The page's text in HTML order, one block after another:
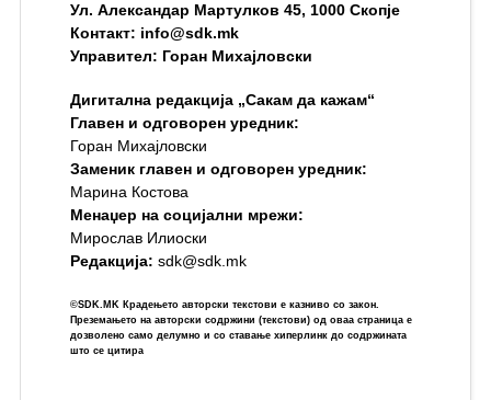
Ул. Александар Мартулков 45, 1000 Скопје
Контакт: info@sdk.mk
Управител: Горан Михајловски
Дигитална редакција „Сакам да кажам“
Главен и одговорен уредник:
Горан Михајловски
Заменик главен и одговорен уредник:
Марина Костова
Менаџер на социјални мрежи:
Мирослав Илиоски
Редакцијa: sdk@sdk.mk
©SDK.MK Крадењето авторски текстови е казниво со закон.
Преземањето на авторски содржини (текстови) од оваа страница е
дозволено само делумно и со ставање хиперлинк до содржината
што се цитира